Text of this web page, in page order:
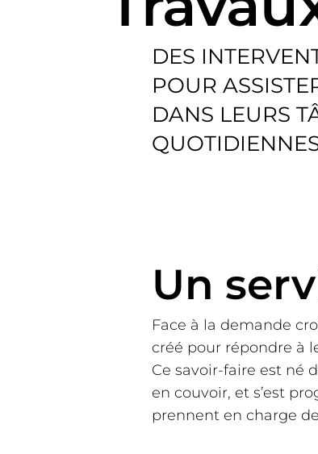
DES
POUR
DANS LEURS
Un
Face à la demande
créé pour répondre à
Ce savoir-faire est né
en couvoir, et s’est
prennent en charge